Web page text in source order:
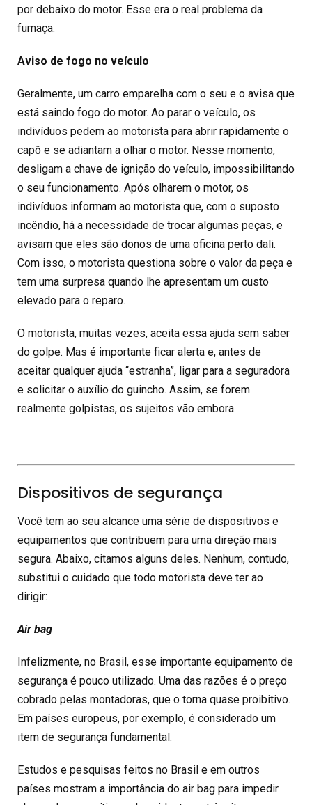
por debaixo do motor. Esse era o real problema da
fumaça.
Aviso de fogo no veículo
Geralmente, um carro emparelha com o seu e o avisa que
está saindo fogo do motor. Ao parar o veículo, os
indivíduos pedem ao motorista para abrir rapidamente o
capô e se adiantam a olhar o motor. Nesse momento,
desligam a chave de ignição do veículo, impossibilitando
o seu funcionamento. Após olharem o motor, os
indivíduos informam ao motorista que, com o suposto
incêndio, há a necessidade de trocar algumas peças, e
avisam que eles são donos de uma oficina perto dali.
Com isso, o motorista questiona sobre o valor da peça e
tem uma surpresa quando lhe apresentam um custo
elevado para o reparo.
O motorista, muitas vezes, aceita essa ajuda sem saber
do golpe. Mas é importante ficar alerta e, antes de
aceitar qualquer ajuda “estranha”, ligar para a seguradora
e solicitar o auxílio do guincho. Assim, se forem
realmente golpistas, os sujeitos vão embora.
Dispositivos de segurança
Você tem ao seu alcance uma série de dispositivos e
equipamentos que contribuem para uma direção mais
segura. Abaixo, citamos alguns deles. Nenhum, contudo,
substitui o cuidado que todo motorista deve ter ao
dirigir:
Air bag
Infelizmente, no Brasil, esse importante equipamento de
segurança é pouco utilizado. Uma das razões é o preço
cobrado pelas montadoras, que o torna quase proibitivo.
Em países europeus, por exemplo, é considerado um
item de segurança fundamental.
Estudos e pesquisas feitos no Brasil e em outros
países mostram a importância do air bag para impedir